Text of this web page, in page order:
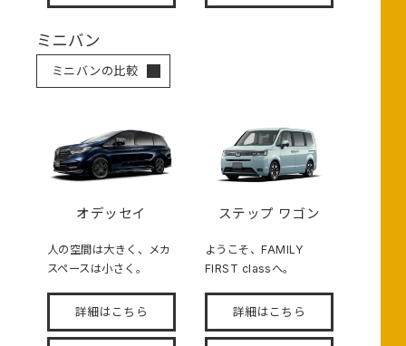
ミニバン
ミニバンの比較
オデッセイ
人の空間は大きく、メカ
スペースは小さく。
詳細はこちら
ステップ ワゴン
ようこそ、FAMILY
FIRST classへ。
詳細はこちら